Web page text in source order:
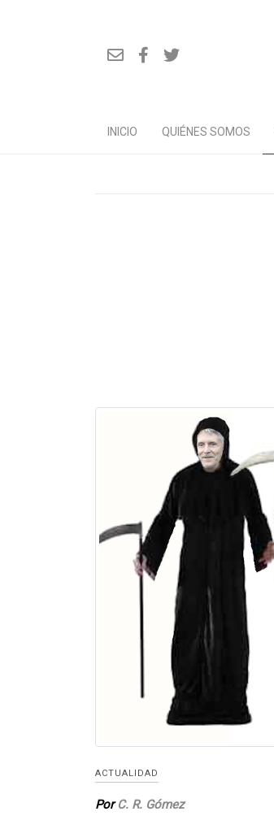
INICIO QUIÉNES SOMOS
ACTUALIDAD
PorC. R. Gómez